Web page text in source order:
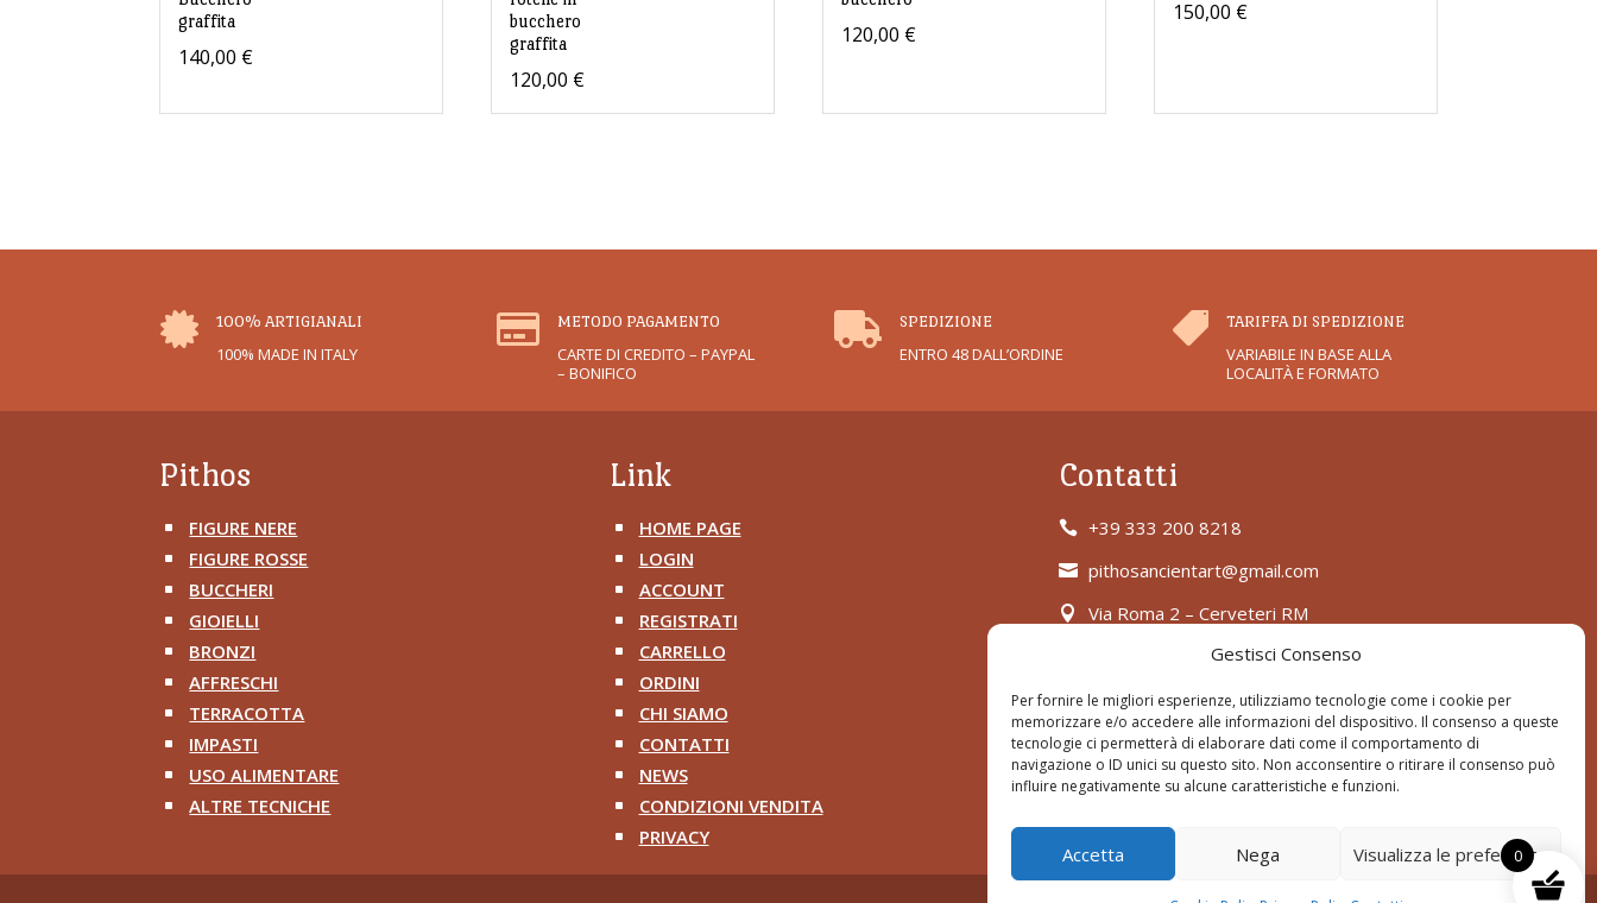
Gestisci Consenso
Per fornire le migliori esperienze, utilizziamo tecnologie come i cookie per
memorizzare e/o accedere alle informazioni del dispositivo. Il consenso a queste
tecnologie ci permetterà di elaborare dati come il comportamento di
navigazione o ID unici su questo sito. Non acconsentire o ritirare il consenso può
influire negativamente su alcune caratteristiche e funzioni.
Accetta Nega Visualizza le preferenze
graffita
140,00 €
bucchero
graffita
120,00 €
120,00 €
150,00 €
 100% ARTIGIANALI
100% MADE IN ITALY
 METODO PAGAMENTO
CARTE DI CREDITO – PAYPAL
– BONIFICO
 SPEDIZIONE
ENTRO 48 DALL’ORDINE
 TARIFFA DI SPEDIZIONE
VARIABILE IN BASE ALLA
LOCALITÀ E FORMATO
Pithos
^ FIGURE NERE
^ FIGURE ROSSE
^ BUCCHERI
^ GIOIELLI
^ BRONZI
^ AFFRESCHI
^ TERRACOTTA
^ IMPASTI
^ USO ALIMENTARE
^ ALTRE TECNICHE
Link
^ HOME PAGE
^ LOGIN
^ ACCOUNT
^ REGISTRATI
^ CARRELLO
^ ORDINI
^ CHI SIAMO
^ CONTATTI
^ NEWS
^ CONDIZIONI VENDITA
^ PRIVACY
Contatti
 +39 333 200 8218
 pithosancientart@gmail.com
 Via Roma 2 – Cerveteri RM
0